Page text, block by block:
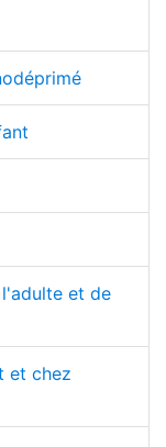
et de
et chez